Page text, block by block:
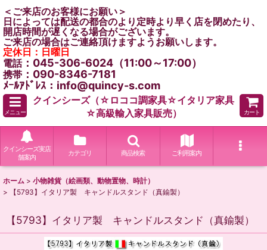
＜ご来店のお客様にお願い＞
日によっては配送の都合のより定時より早く店を閉めたり、
開店時間が遅くなる場合がございます。
ご来店の場合はご連絡頂けますようお願いします。
定休日：日曜日
電話：045-306-6024（11:00～17:00）
携帯 ：090-8346-7181
ﾒｰﾙｱﾄﾞﾚｽ：info@quincy-s.com
メニュー
クインシーズ（☆ロココ調家具☆イタリア家具
☆高級輸入家具販売）
カート
クインシーズ実店
舗案内
カテゴリ 商品検索 ご利用案内
ホーム > 小物雑貨（絵画類、動物置物、時計）
>
【5793】イタリア製 キャンドルスタンド（真鍮製）
【5793】イタリア製 キャンドルスタンド（真鍮製）